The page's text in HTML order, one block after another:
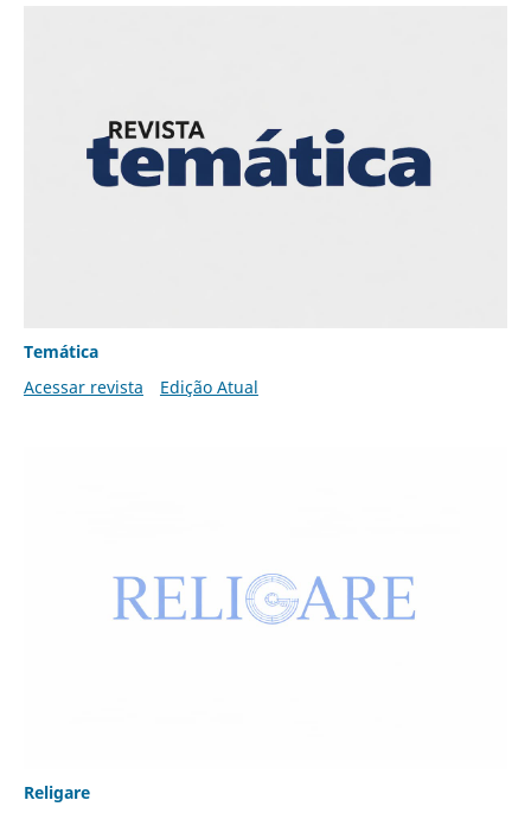
Temática
Acessar revista
Edição Atual
Religare